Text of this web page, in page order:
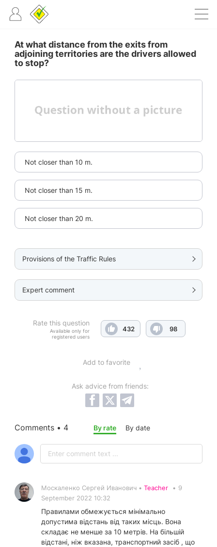
At what distance from the exits from
adjoining territories are the drivers allowed
to stop?
Not closer than 10 m.
Not closer than 15 m.
Not closer than 20 m.
Provisions of the Traffic Rules
Expert comment
Rate this question
Available only for
registered users
432 98
Add to favorite
Ask advice from friends:
Comments • 4 By rate By date
Москаленко Сергей Иванович • Teacher • 9
September 2022 10:32
Правилами обмежується мінімально
допустима відстань від таких місць. Вона
складає не менше за 10 метрів. На більшій
відстані, ніж вказана, транспортний засіб , що